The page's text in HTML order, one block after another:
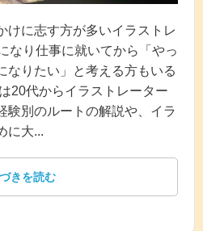
けに志す方が多いイラストレ
なり仕事に就いてから「やっ
なりたい」と考える方もいる
20代からイラストレーター
験別のルートの解説や、イラ
に大...
きを読む